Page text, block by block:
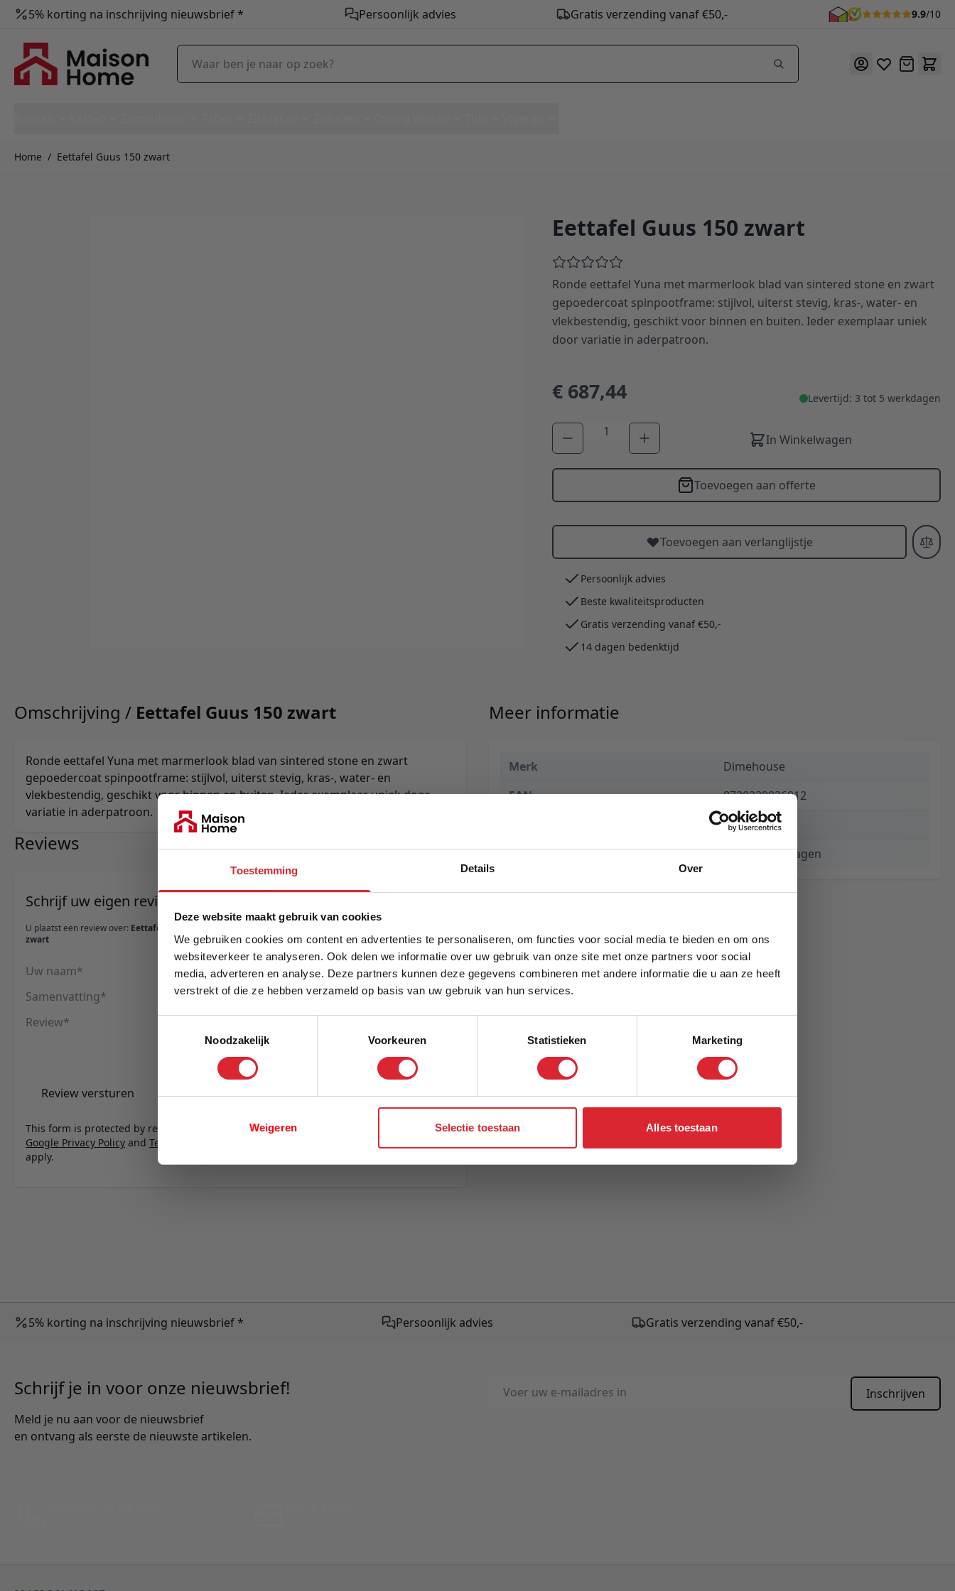
Toestemming Details Over
Deze website maakt gebruik van cookies
We gebruiken cookies om content en advertenties te personaliseren, om functies voor social media te bieden en om ons
websiteverkeer te analyseren. Ook delen we informatie over uw gebruik van onze site met onze partners voor social
media, adverteren en analyse. Deze partners kunnen deze gegevens combineren met andere informatie die u aan ze heeft
verstrekt of die ze hebben verzameld op basis van uw gebruik van hun services.
Noodzakelijk
Voorkeuren Statistieken Marketing
Weigeren Selectie toestaan Alles toestaan
5% korting na inschrijving nieuwsbrief * Persoonlijk advies Gratis verzending vanaf €50,- 9.9/10
Offerte
Waar ben je naar op zoek?
Home / Eettafel Guus 150 zwart
Eettafel Guus 150 zwart
Ronde eettafel Yuna met marmerlook blad van sintered stone en zwart
gepoedercoat spinpootframe: stijlvol, uiterst stevig, kras-, water- en
vlekbestendig, geschikt voor binnen en buiten. Ieder exemplaar uniek
door variatie in aderpatroon.
€ 687,44 Levertijd: 3 tot 5 werkdagen
Aantal
In Winkelwagen
Toevoegen aan offerte
Toevoegen aan verlanglijstje
Persoonlijk advies
Beste kwaliteitsproducten
Gratis verzending vanaf €50,-
14 dagen bedenktijd
Omschrijving / Eettafel Guus 150 zwart
Ronde eettafel Yuna met marmerlook blad van sintered stone en zwart
gepoedercoat spinpootframe: stijlvol, uiterst stevig, kras-, water- en
vlekbestendig, geschikt voor binnen en buiten. Ieder exemplaar uniek door
variatie in aderpatroon.
Reviews
Schrijf uw eigen review
U plaatst een review over: Eettafel Guus 150
zwart
Uw naam
Samenvatting
Review
Review versturen
This form is protected by reCAPTCHA - the
Google Privacy Policy and Terms of Service
apply.
Meer informatie
Merk
Dimehouse
EAN
8720239836912
€ 687,44
Levertijd
3 tot 5 werkdagen
5% korting na inschrijving nieuwsbrief * Persoonlijk advies Gratis verzending vanaf €50,-
Schrijf je in voor onze nieuwsbrief!
Meld je nu aan voor de nieuwsbrief
en ontvang als eerste de nieuwste artikelen.
E-mailadres
Inschrijven
5% Korting
Schrijf je in en ontvang direct een kortingscode